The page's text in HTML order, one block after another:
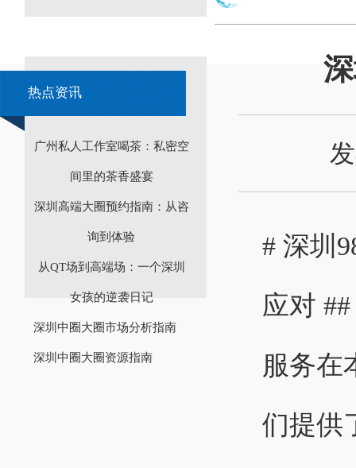
热点资讯
广州私人工作室喝茶：私密空
间里的茶香盛宴
深圳高端大圈预约指南：从咨
询到体验
从QT场到高端场：一个深圳
女孩的逆袭日记
深圳中圈大圈市场分析指南
深圳中圈大圈资源指南
# 深圳
应对
服务在
们提供